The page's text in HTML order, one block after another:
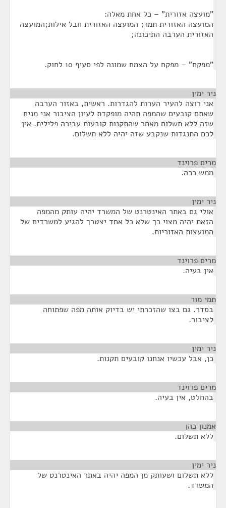
אזורית" – כל אחת מאלה:
האזורית תמר; המועצה האזורית חבל אילות;המועצה
הערבה התיכונה;
– מפקח על הצמח שמונה לפי סעיף 10 לחוק.
ימין ¶
רוצה להעיר הערות להגדרות. ראשית, באזור הערבה
קובעים שהמפה תהיה מופקדת לעיון הציבור אני מניח
ללא תשלום מאחר שהתקנות קובעות עבירה פלילית. אין
התנגדות שנקבע שזה יהיה ללא תשלום.
פרוינד¶
ככה.
ימין ¶
גם באתר האינטרנט של המשרד יהיה עותק מהמפה
יהיה מצוי כך שלא כל אחד יצטרך להגיע למשרדים של
האזוריות.
פרוינד¶
בעיה.
מור ¶
גם בצו שהזכרתי יש בדיוק אותה מפה שפתוחה
ימין ¶
אבל עכשיו אנחנו קובעים תקנות.
פרוינד¶
אין בעיה.
כהן
תשלום.
ימין ¶
תשלום ושעותק מן המפה יהיה באתר האינטרנט של